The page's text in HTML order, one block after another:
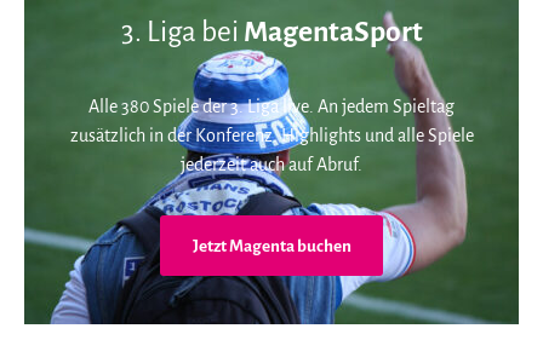
3. Liga bei MagentaSport
Alle 380 Spiele der 3. Liga live. An jedem Spieltag
zusätzlich in der Konferenz. Highlights und alle Spiele
jederzeit auch auf Abruf.
Jetzt Magenta buchen